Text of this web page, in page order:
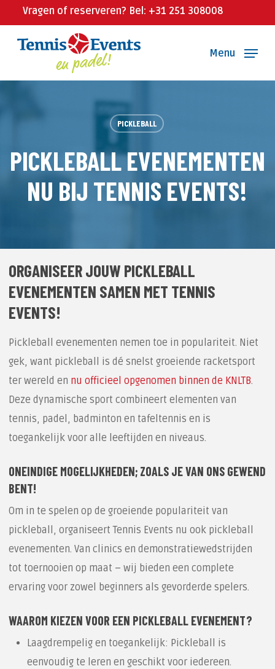
to
main
Vragen of reserveren? Bel: +31 251 308008
Menu
PICKLEBALL
PICKLEBALL EVENEMENTEN
NU BIJ TENNIS EVENTS!
ORGANISEER JOUW PICKLEBALL
EVENEMENTEN SAMEN MET TENNIS
EVENTS!
Pickleball evenementen nemen toe in populariteit. Niet
gek, want pickleball is dé snelst groeiende racketsport
ter wereld en nu officieel opgenomen binnen de KNLTB.
Deze dynamische sport combineert elementen van
tennis, padel, badminton en tafeltennis en is
toegankelijk voor alle leeftijden en niveaus.
ONEINDIGE MOGELIJKHEDEN; ZOALS JE VAN ONS GEWEND
BENT!
Om in te spelen op de groeiende populariteit van
pickleball, organiseert Tennis Events nu ook pickleball
evenementen. Van clinics en demonstratiewedstrijden
tot toernooien op maat – wij bieden een complete
ervaring voor zowel beginners als gevorderde spelers.
WAAROM KIEZEN VOOR EEN PICKLEBALL EVENEMENT?
Laagdrempelig en toegankelijk: Pickleball is
eenvoudig te leren en geschikt voor iedereen.